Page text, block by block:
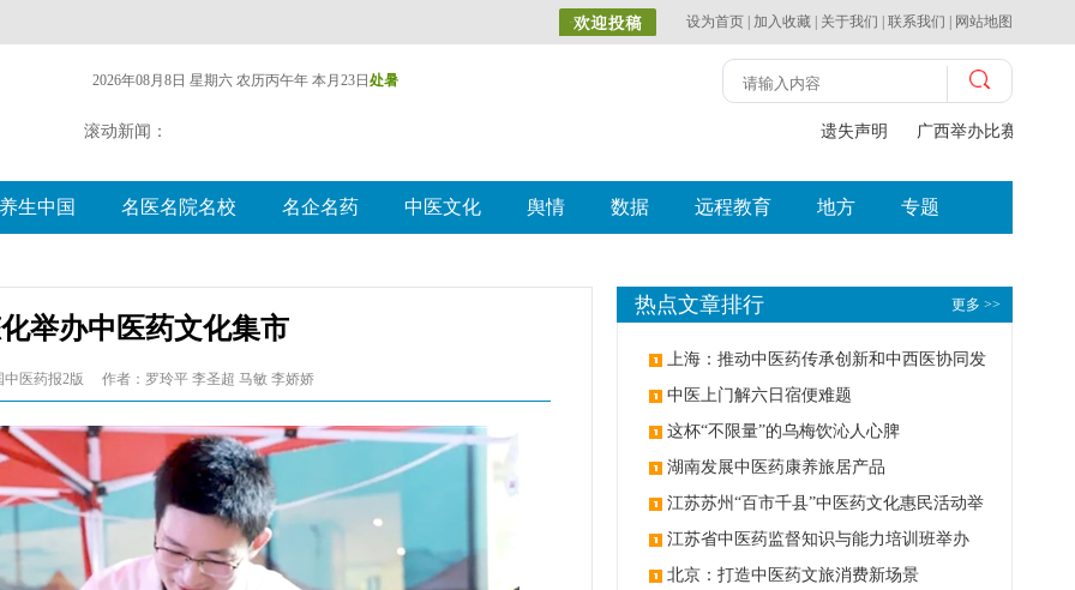
设为首页 加入收藏 关于我们 联系我们 网站地图
2026年08月8日 星期六 农历丙午年 本月23日 处暑
滚动新闻： 遗失声明 广西举办比赛探索中
养生中国 名医名院名校 名企名药 中医文化 舆情 数据 远程教育 地方 专题
举办中医药文化集市
医药报2版 作者：罗玲平 李圣超 马敏 李娇娇
更多 >>
热点文章排行
上海：推动中医药传承创新和中西医协同发
展 中医上门解六日宿便难题
这杯“不限量”的乌梅饮沁人心脾
湖南发展中医药康养旅居产品
江苏苏州“百市千县”中医药文化惠民活动举
办 江苏省中医药监督知识与能力培训班举办
北京：打造中医药文旅消费新场景